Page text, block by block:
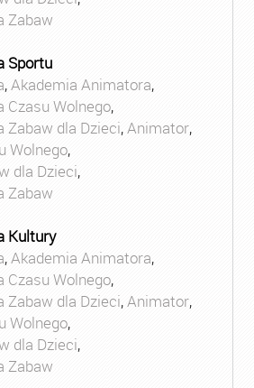
Zabaw
Sportu
,Akademia Animatora,
Czasu Wolnego,
Zabaw dla Dzieci,Animator,
Wolnego,
dla Dzieci,
Zabaw
Kultury
,Akademia Animatora,
Czasu Wolnego,
Zabaw dla Dzieci,Animator,
Wolnego,
dla Dzieci,
Zabaw